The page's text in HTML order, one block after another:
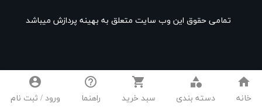
تمامی حقوق این وب سایت متعلق به بهینه پردازش میباشد
home
خانه
category
دسته بندی
shopping_cart
سبد خرید
help_outline
راهنما
account_circle
ورود / ثبت نام